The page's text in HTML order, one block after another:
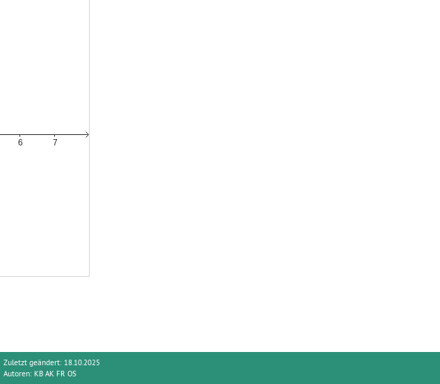
Zuletzt geändert: 18.10.2025
Autoren: KB AK FR OS